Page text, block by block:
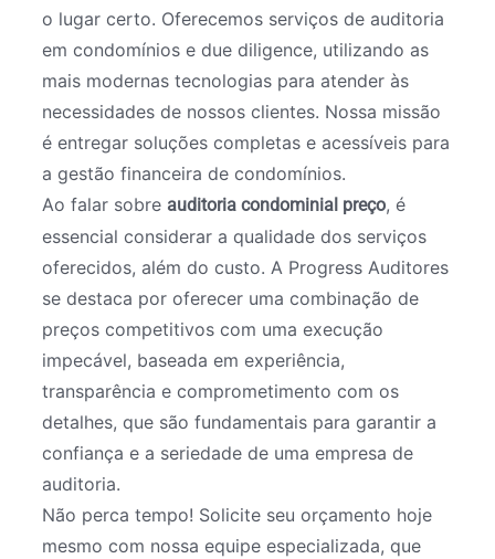
o lugar certo. Oferecemos serviços de auditoria
em condomínios e due diligence, utilizando as
mais modernas tecnologias para atender às
necessidades de nossos clientes. Nossa missão
é entregar soluções completas e acessíveis para
a gestão financeira de condomínios.
Ao falar sobre auditoria condominial preço, é
essencial considerar a qualidade dos serviços
oferecidos, além do custo. A Progress Auditores
se destaca por oferecer uma combinação de
preços competitivos com uma execução
impecável, baseada em experiência,
transparência e comprometimento com os
detalhes, que são fundamentais para garantir a
confiança e a seriedade de uma empresa de
auditoria.
Não perca tempo! Solicite seu orçamento hoje
mesmo com nossa equipe especializada, que